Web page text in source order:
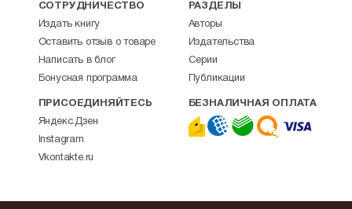
СОТРУДНИЧЕСТВО
Издать книгу
Оставить отзыв о товаре
Написать в блог
Бонусная программа
РАЗДЕЛЫ
Авторы
Издательства
Серии
Публикации
ПРИСОЕДИНЯЙТЕСЬ
Яндекс.Дзен
Instagram
Vkontakte.ru
БЕЗНАЛИЧНАЯ ОПЛАТА